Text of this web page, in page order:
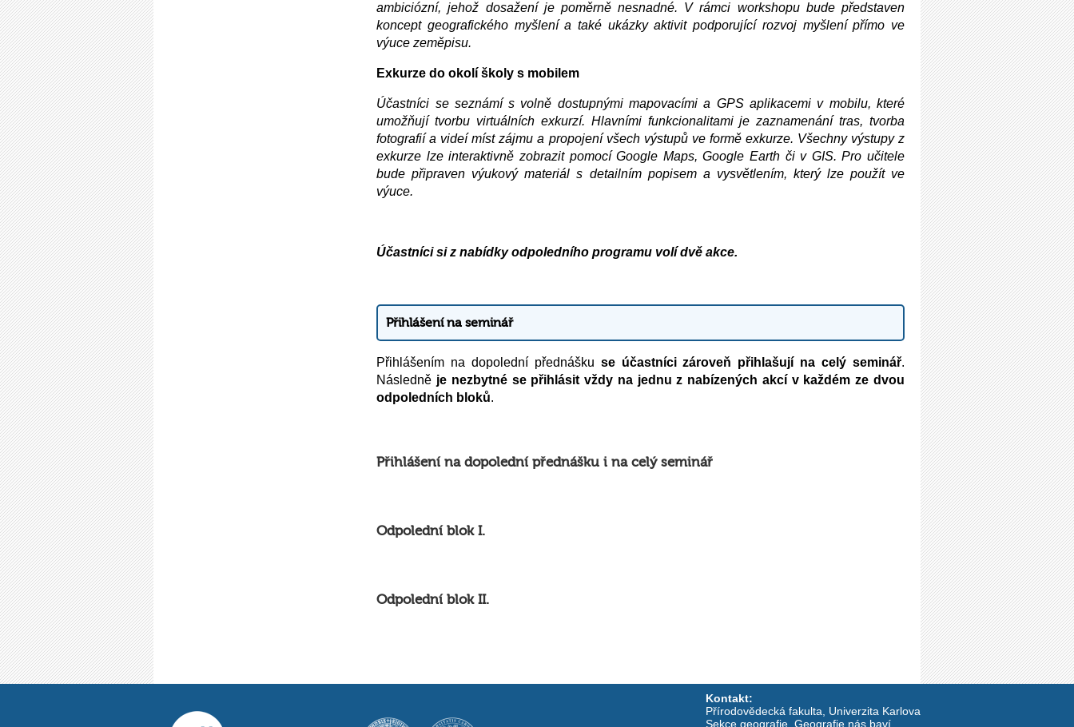
ambiciózní, jehož dosažení je poměrně nesnadné. V rámci workshopu bude představen
koncept geografického myšlení a také ukázky aktivit podporující rozvoj myšlení přímo ve
výuce zeměpisu.
Exkurze do okolí školy s mobilem
Účastníci se seznámí s volně dostupnými mapovacími a GPS aplikacemi v mobilu, které
umožňují tvorbu virtuálních exkurzí. Hlavními funkcionalitami je zaznamenání tras, tvorba
fotografií a videí míst zájmu a propojení všech výstupů ve formě exkurze. Všechny výstupy z
exkurze lze interaktivně zobrazit pomocí Google Maps, Google Earth či v GIS. Pro učitele
bude připraven výukový materiál s detailním popisem a vysvětlením, který lze použít ve
výuce.​
Účastníci si z nabídky odpoledního programu volí dvě akce.
Přihlášení na seminář
Přihlášením na dopolední přednášku se účastníci zároveň přihlašují na celý seminář.
Následně je nezbytné se přihlásit vždy na jednu z nabízených akcí v každém ze dvou
odpoledních bloků.
Přihlášení na dopolední přednášku i na celý seminář
Odpolední blok I.
Odpolední blok II.
Kontakt:
Přírodovědecká fakulta, Univerzita Karlova
Sekce geografie, Geografie nás baví